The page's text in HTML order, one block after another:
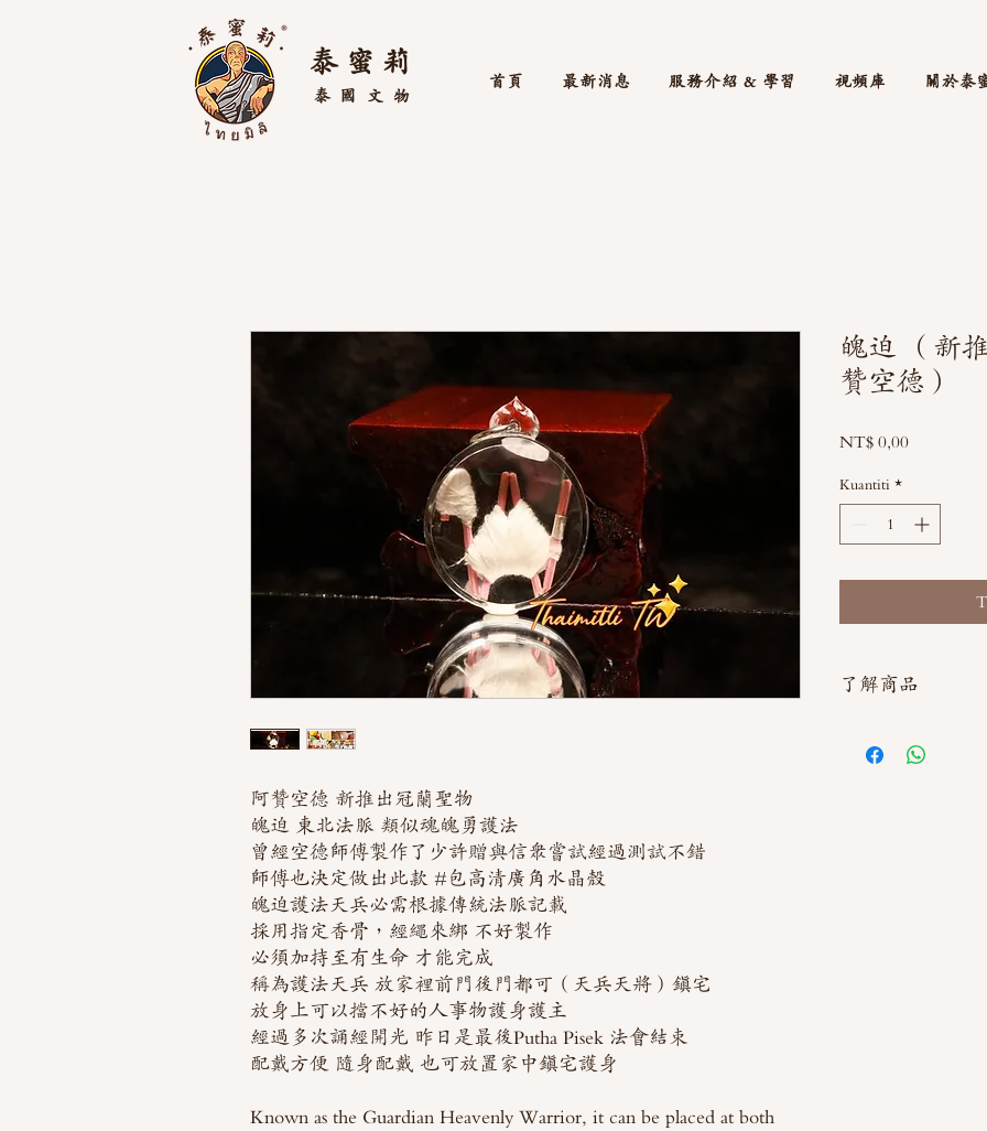
泰 蜜 莉
文物
泰國
首頁 最新消息 服務介紹 & 學習 視頻庫 關於泰
阿贊空德 新推出冠蘭聖物
魄迫 東北法脈 類似魂魄勇護法
曾經空德師傅製作了少許贈與信眾嘗試經過測試不錯
師傅也決定做出此款 #包高清廣角水晶殼
魄迫護法天兵必需根據傳統法脈記載
採用指定香骨，經繩來綁 不好製作
必須加持至有生命 才能完成
稱為護法天兵 放家裡前門後門都可（天兵天將）鎮宅
放身上可以擋不好的人事物護身護主
經過多次誦經開光 昨日是最後Putha Pisek 法會結束
配戴方便 隨身配戴 也可放置家中鎮宅護身
Known as the Guardian Heavenly Warrior, it can be placed at both
魄迫 （新
贊空德）
NT$ 0,00Harga
Kuantiti *
了解商品